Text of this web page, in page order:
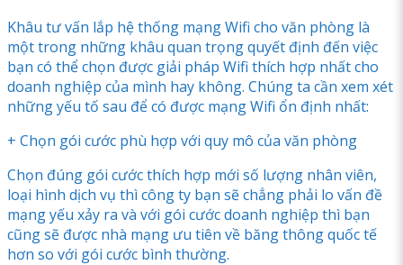
Khâu tư vấn lắp hệ thống mạng Wifi cho văn phòng là
một trong những khâu quan trọng quyết định đến việc
bạn có thể chọn được giải pháp Wifi thích hợp nhất cho
doanh nghiệp của mình hay không. Chúng ta cần xem xét
những yếu tố sau để có được mạng Wifi ổn định nhất:
+ Chọn gói cước phù hợp với quy mô của văn phòng
Chọn đúng gói cước thích hợp mới số lượng nhân viên,
loại hình dịch vụ thì công ty bạn sẽ chẳng phải lo vấn đề
mạng yếu xảy ra và với gói cước doanh nghiệp thì bạn
cũng sẽ được nhà mạng ưu tiên về băng thông quốc tế
hơn so với gói cước bình thường.